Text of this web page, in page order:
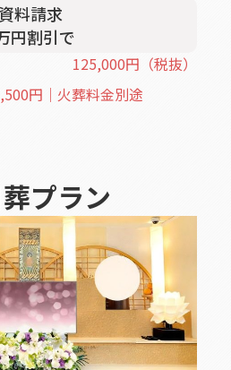
料請求
円割引で
125,000円 （税抜）
円｜火葬料金別途
プラン